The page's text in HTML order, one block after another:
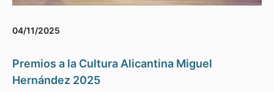
04/11/2025
Premios a la Cultura Alicantina Miguel
Hernández 2025